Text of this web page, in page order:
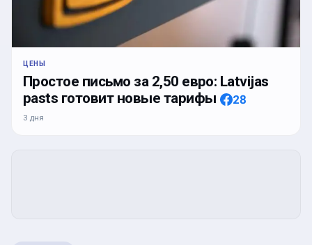
ЦЕНЫ
Простое письмо за 2,50 евро: Latvijas
pasts готовит новые тарифы
28
3 дня